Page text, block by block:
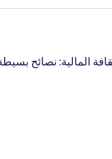
المالية: نصائح